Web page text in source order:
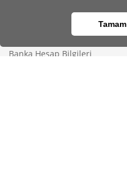
Tamam
Banka Hesap Bilgileri